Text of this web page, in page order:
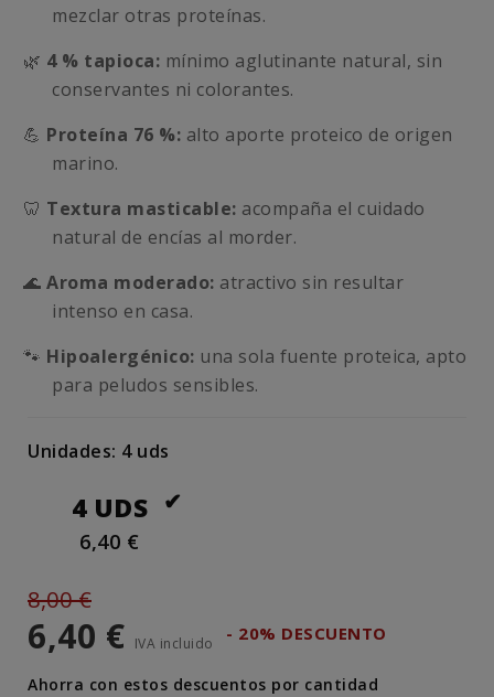
mezclar otras proteínas.
🌿 4 % tapioca: mínimo aglutinante natural, sin
conservantes ni colorantes.
💪 Proteína 76 %: alto aporte proteico de origen
marino.
🦷 Textura masticable: acompaña el cuidado
natural de encías al morder.
🌊 Aroma moderado: atractivo sin resultar
intenso en casa.
🐾 Hipoalergénico: una sola fuente proteica, apto
para peludos sensibles.
Unidades: 4 uds
4 UDS
6,40 €
8,00 €
6,40 € IVA incluido - 20% DESCUENTO
Ahorra con estos descuentos por cantidad